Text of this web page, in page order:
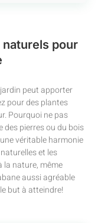
pour
peut apporter
pour des plantes
Pourquoi ne pas
des pierres ou du bois
véritable harmonie
et les
nature, même
aussi agréable
but à atteindre!